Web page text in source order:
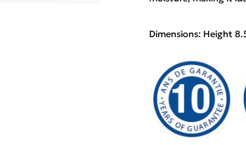
Dimensions: Height